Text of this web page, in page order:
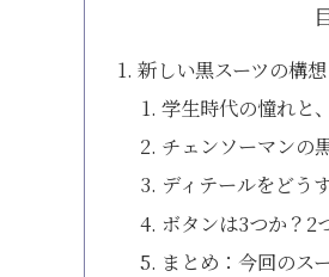
新しい黒スーツの構想
学生時代の憧れと
チェンソーマンの
ディテールをどう
ボタンは3つか？2
まとめ：今回のス